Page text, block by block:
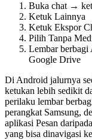
Buka chat →
Ketuk Lainnya
Ketuk Ekspor
Pilih Tanpa
Lembar
Google Drive
Di Android jalurnya
ketukan lebih sedikit
perilaku lembar
perangkat Samsung,
aplikasi Pesan
yang bisa dinavigasi